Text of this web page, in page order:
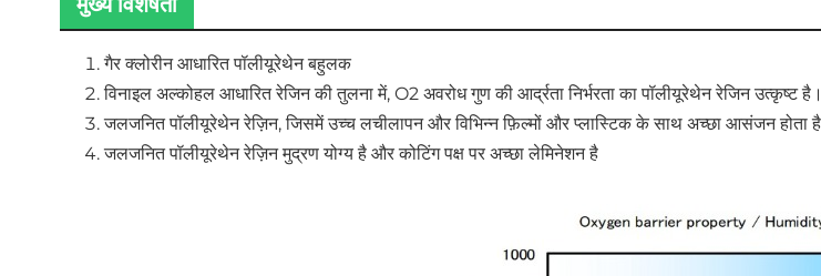
गैर क्लोरीन आधारित पॉलीयूरेथेन बहुलक
विनाइल अल्कोहल आधारित रेजिन की तुलना में, O2 अवरोध गुण की आर्द्रता निर्भरता का पॉलीयूरेथेन रेजिन उत्कृष्ट है।
जलजनित पॉलीयूरेथेन रेज़िन, जिसमें उच्च लचीलापन और विभिन्न फ़िल्मों और प्लास्टिक के साथ अच्छा आसंजन
जलजनित पॉलीयूरेथेन रेज़िन मुद्रण योग्य है और कोटिंग पक्ष पर अच्छा लेमिनेशन है